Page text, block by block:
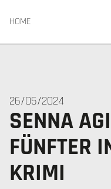
HOME
26/05/2024
SENNA
FÜNFTER
KRIMI